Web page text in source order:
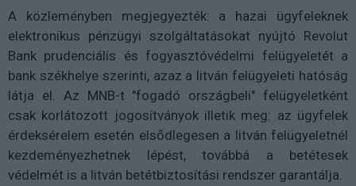
A közleményben megjegyezték: a hazai ügyfeleknek
elektronikus pénzügyi szolgáltatásokat nyújtó Revolut
Bank prudenciális és fogyasztóvédelmi felügyeletét a
bank székhelye szerinti, azaz a litván felügyeleti hatóság
látja el. Az MNB-t "fogadó országbeli" felügyeletként
csak korlátozott jogosítványok illetik meg: az ügyfelek
érdeksérelem esetén elsődlegesen a litván felügyeletnél
kezdeményezhetnek lépést, továbbá a betétesek
védelmét is a litván betétbiztosítási rendszer garantálja.